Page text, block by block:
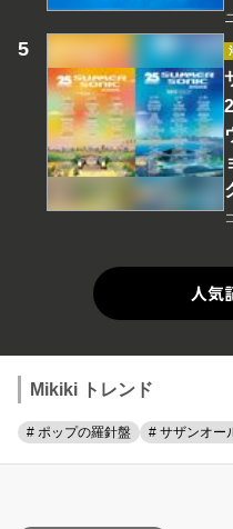
人気
Mikiki トレンド
# ポップの羅針盤 # サザンオー